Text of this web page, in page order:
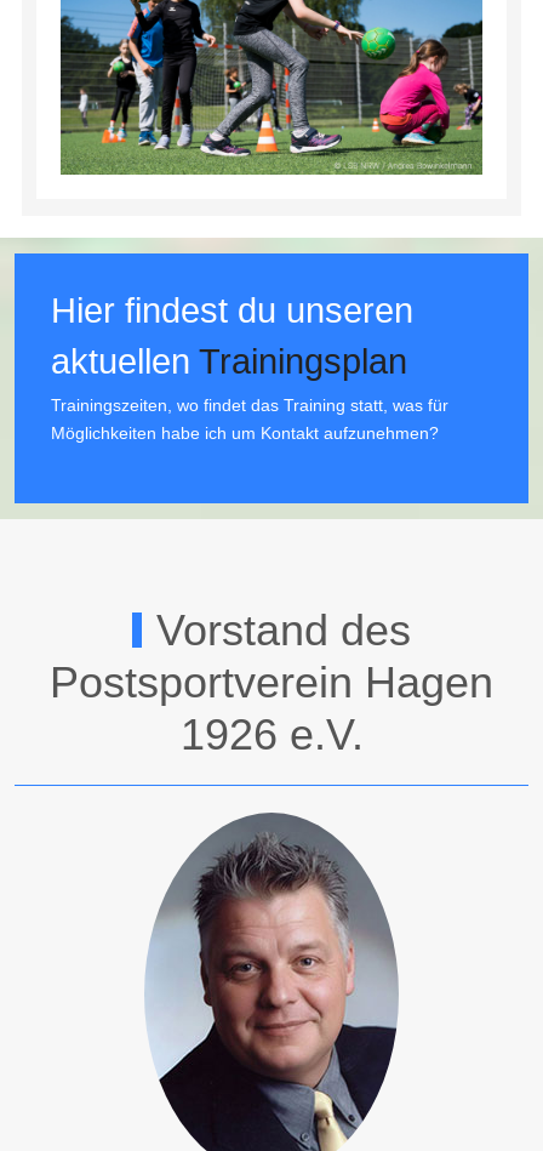
Hier findest du unseren
aktuellen Trainingsplan
Trainingszeiten, wo findet das Training statt, was für
Möglichkeiten habe ich um Kontakt aufzunehmen?
Vorstand des
Postsportverein Hagen
1926 e.V.